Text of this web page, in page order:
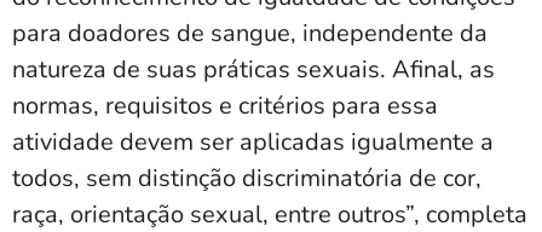
para doadores de sangue, independente da
natureza de suas práticas sexuais. Afinal, as
normas, requisitos e critérios para essa
atividade devem ser aplicadas igualmente a
todos, sem distinção discriminatória de cor,
raça, orientação sexual, entre outros”, completa